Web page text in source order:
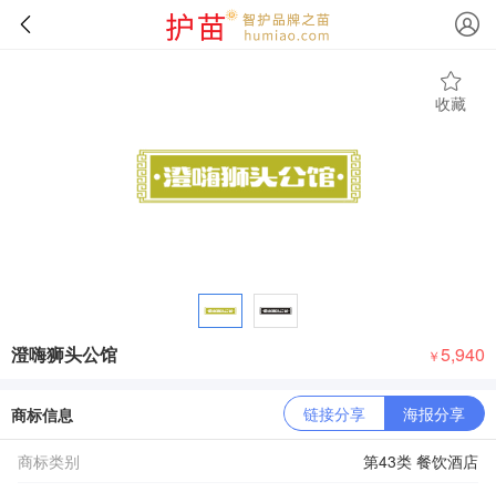
收藏
澄嗨狮头公馆 ￥5,940
商标信息 链接分享 海报分享
商标类别
第43类 餐饮酒店